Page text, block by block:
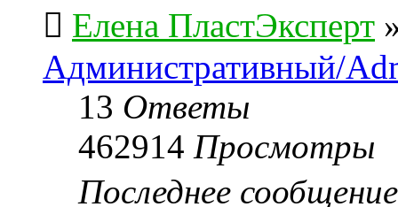
Елена ПластЭксперт
Административный/
13 Ответы
462914 Просмотры
Последнее